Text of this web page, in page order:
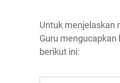
Untuk menjelaskan
Guru
berikut ini: